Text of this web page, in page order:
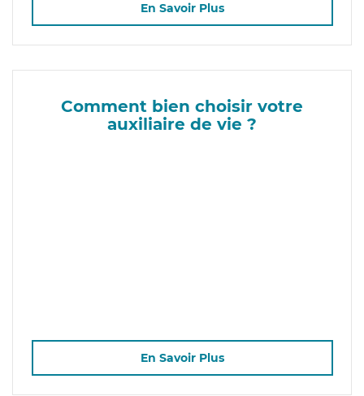
En Savoir Plus
Comment bien choisir votre
auxiliaire de vie ?
En Savoir Plus